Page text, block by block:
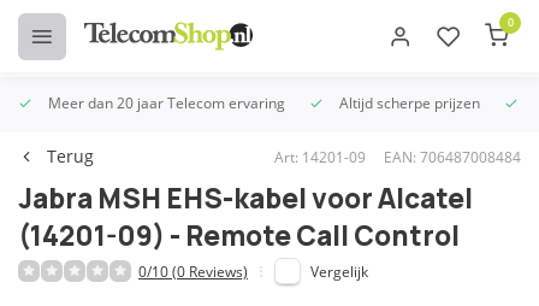
0
Meer dan 20 jaar Telecom ervaring Altijd scherpe prijzen
Terug Art: 14201-09 EAN: 706487008484
Jabra MSH EHS-kabel voor Alcatel
(14201-09) - Remote Call Control
0/10 (0 Reviews) Vergelijk